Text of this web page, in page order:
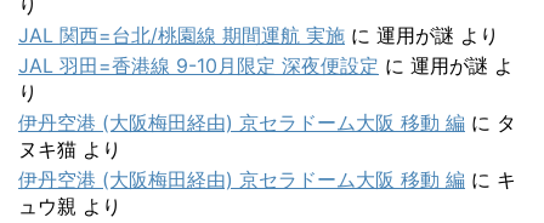
り
JAL 関西=台北/桃園線 期間運航 実施 に 運用が謎 より
JAL 羽田=香港線 9-10月限定 深夜便設定 に 運用が謎 よ
り
伊丹空港 (大阪梅田経由) 京セラドーム大阪 移動 編 に タ
ヌキ猫 より
伊丹空港 (大阪梅田経由) 京セラドーム大阪 移動 編 に キ
ュウ親 より